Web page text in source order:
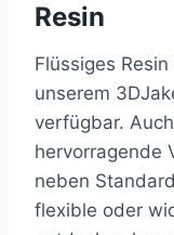
Resin
Flüssiges
unserem
verfügbar.
hervorragende
neben
flexible oder